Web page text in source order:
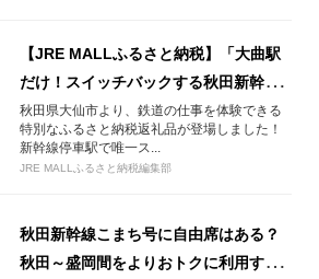
【JRE MALLふるさと納税】「大曲駅
だけ！スイッチバックする秋田新幹線
『こまち号』に合図体験！」
秋田県大仙市より、鉄道の仕事を体験できる
特別なふるさと納税返礼品が登場しました！
新幹線停車駅で唯一ス...
JRE MALLふるさと納税編集部
秋田新幹線こまち号に自由席はある？
秋田～盛岡間をよりおトクに利用する